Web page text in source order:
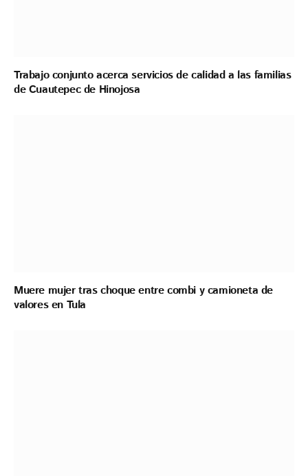
Trabajo conjunto acerca servicios de calidad a las familias
de Cuautepec de Hinojosa
Muere mujer tras choque entre combi y camioneta de
valores en Tula